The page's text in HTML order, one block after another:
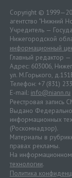
Copyright ©
агентство "Нижний
Учредитель —
Нижегородской
информационный
Главный редактор
Адрес: 603006,
ул. М.Горького,
Телефон: +7 (831)
E-mail: info@niann.ru
Реестровая запись
Выдано
информационных
(Роскомнадзор).
Материалы в
правах рекламы.
На
технологии.
Политика